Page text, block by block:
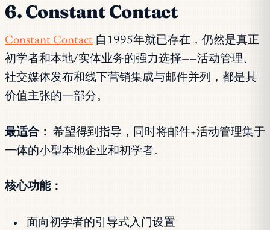
6. Constant Contact
Constant Contact 自1995年就已存在，仍然是真正
初学者和本地/实体业务的强力选择——活动管理、
社交媒体发布和线下营销集成与邮件并列，都是其
价值主张的一部分。
最适合： 希望得到指导，同时将邮件+活动管理集于
一体的小型本地企业和初学者。
核心功能：
面向初学者的引导式入门设置